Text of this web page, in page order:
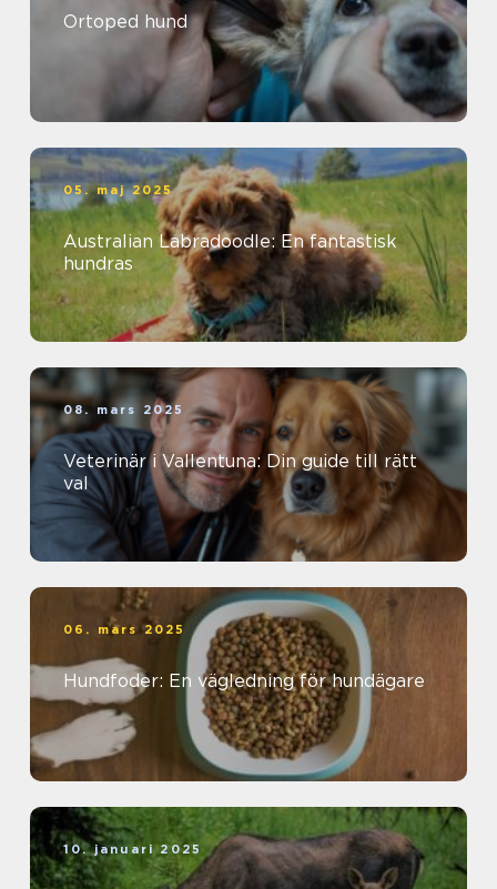
Ortoped hund
05. maj 2025
Australian Labradoodle: En fantastisk
hundras
08. mars 2025
Veterinär i Vallentuna: Din guide till rätt
val
06. mars 2025
Hundfoder: En vägledning för hundägare
10. januari 2025